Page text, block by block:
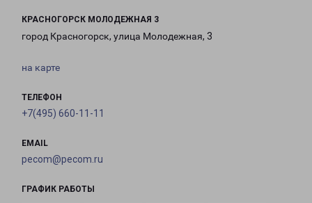
КРАСНОГОРСК МОЛОДЕЖНАЯ 3
город Красногорск, улица Молодежная, 3
на карте
ТЕЛЕФОН
+7(495) 660-11-11
EMAIL
pecom@pecom.ru
ГРАФИК РАБОТЫ